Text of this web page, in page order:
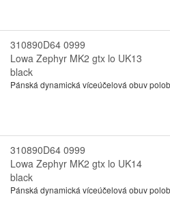
310890D64 0999
Lowa Zephyr MK2 gtx lo UK13
black
Pánská dynamická víceúčelová obuv
310890D64 0999
Lowa Zephyr MK2 gtx lo UK14
black
Pánská dynamická víceúčelová obuv